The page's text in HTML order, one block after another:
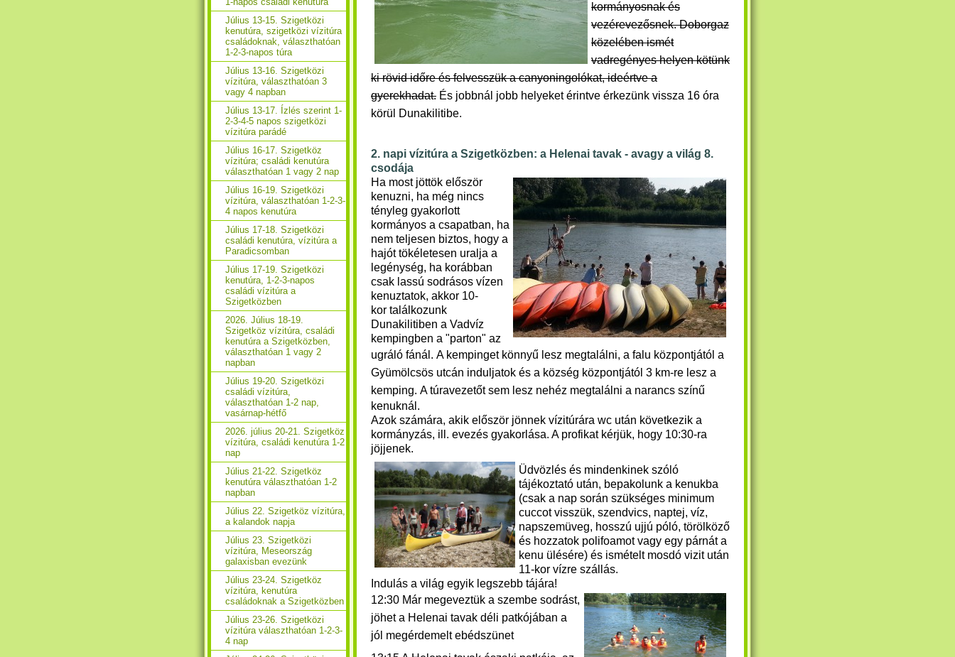
kormányosnak és
vezérevezősnek.Doborgaz
közelében ismét
vadregényes helyen kötünk
ki rövid időre és felvesszük a canyoningolókat, ideértve a
gyerekhadat. És jobbnál jobb helyeket érintve érkezünk vissza 16 óra
körül
Dunakilitibe.
2. napi vízitúra a Szigetközben: a Helenai tavak - avagy a világ 8.
csodája
Ha most jöttök először
kenuzni, ha még nincs
tényleg gyakorlott
kormányos a csapatban, ha
nem teljesen biztos, hogy a
hajót tökéletesen uralja a
legénység, ha korábban
csak lassú sodrásos vízen
kenuztatok, akkor 10-
kor találkozunk
Dunakilitiben a Vadvíz
kempingben a "parton" az
ugráló fánál. A kempinget könnyű lesz megtalálni, a falu központjától a
Gyümölcsös utcán induljatok és a község központjától 3 km-re lesz a
kemping. A túravezetőt sem lesz nehéz megtalálni a narancs színű
kenuknál.
Azok számára, akik először jönnek vízitúrára wc után következik a
kormányzás, ill. evezés gyakorlása. A profikat kérjük, hogy 10:30-ra
jöjjenek.
Üdvözlés és mindenkinek szóló
tájékoztató után, bepakolunk a kenukba
(csak a nap során szükséges minimum
cuccot visszük, szendvics, naptej, víz,
napszemüveg, hosszú ujjú póló, törölköző
és hozzatok polifoamot vagy egy párnát a
kenu ülésére) és ismételt mosdó vizit után
11-kor vízre szállás.
Indulás a világ egyik legszebb tájára!
12:30 Már megeveztük a szembe sodrást,
jöhet a Helenai tavak déli patkójában a
jól megérdemelt ebédszünet
Július 13-15. Szigetközi
kenutúra, szigetközi vízitúra
családoknak, választhatóan
1-2-3-napos túra
Július 13-16. Szigetközi
vízitúra, választhatóan 3
vagy 4 napban
Július 13-17. Ízlés szerint 1-
2-3-4-5 napos szigetközi
vízitúra parádé
Július 16-17. Szigetköz
vízitúra; családi kenutúra
választhatóan 1 vagy 2 nap
Július 16-19. Szigetközi
vízitúra, választhatóan 1-2-3-
4 napos kenutúra
Július 17-18. Szigetközi
családi kenutúra, vízitúra a
Paradicsomban
Július 17-19. Szigetközi
kenutúra, 1-2-3-napos
családi vízitúra a
Szigetközben
2026. Július 18-19.
Szigetköz vízitúra, családi
kenutúra a Szigetközben,
választhatóan 1 vagy 2
napban
Július 19-20. Szigetközi
családi vízitúra,
választhatóan 1-2 nap,
vasárnap-hétfő
2026. július 20-21. Szigetköz
vízitúra, családi kenutúra 1-2
nap
Július 21-22. Szigetköz
kenutúra választhatóan 1-2
napban
Július 22. Szigetköz vízitúra,
a kalandok napja
Július 23. Szigetközi
vízitúra, Meseország
galaxisban evezünk
Július 23-24. Szigetköz
vízitúra, kenutúra
családoknak a Szigetközben
Július 23-26. Szigetközi
vízitúra választhatóan 1-2-3-
4 nap